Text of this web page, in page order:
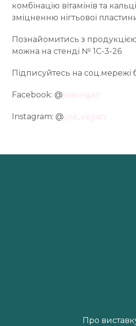
комбінацію вітамінів та
зміцненню нігтьової
Познайомитись з
можна на стенді № 1С-3-26
Підписуйтесь на соц.мережі
Facebook: @joiavegan
Instagram: @joia_vegan
Про